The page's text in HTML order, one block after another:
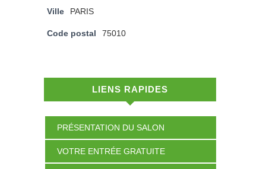
Ville PARIS
Code postal 75010
LIENS RAPIDES
PRÉSENTATION DU SALON
VOTRE ENTRÉE GRATUITE